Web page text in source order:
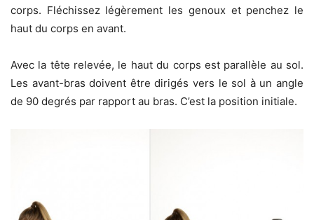
corps. Fléchissez légèrement les genoux et penchez le
haut du corps en avant.
Avec la tête relevée, le haut du corps est parallèle au sol.
Les avant-bras doivent être dirigés vers le sol à un angle
de 90 degrés par rapport au bras. C’est la position initiale.